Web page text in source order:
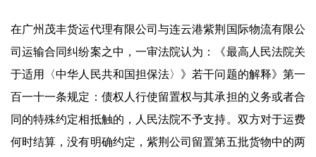
在广州茂丰货运代理有限公司与连云港紫荆国际物流有限公
司运输合同纠纷案之中，一审法院认为：《最高人民法院关
于适用〈中华人民共和国担保法〉》若干问题的解释》第一
百一十一条规定：债权人行使留置权与其承担的义务或者合
同的特殊约定相抵触的，人民法院不予支持。双方对于运费
何时结算，没有明确约定，紫荆公司留置第五批货物中的两